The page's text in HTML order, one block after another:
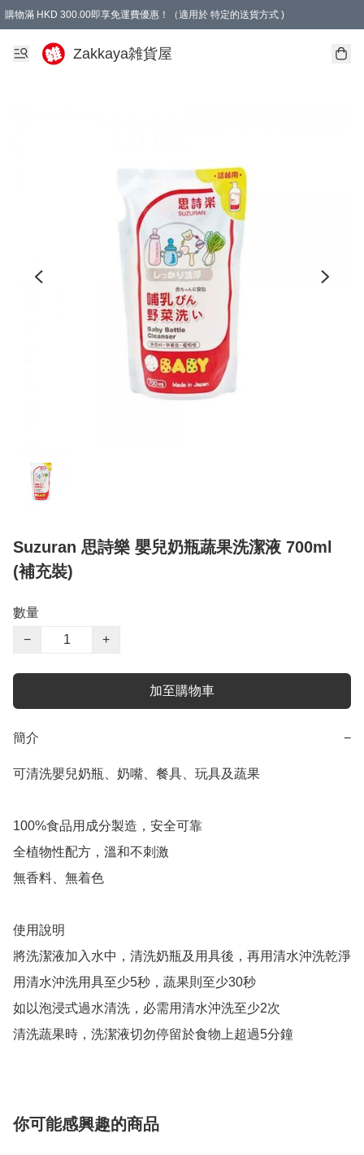
購物滿 HKD 300.00即享免運費優惠！（適用於 特定的送貨方式 )
Zakkaya雑貨屋
Suzuran 思詩樂 嬰兒奶瓶蔬果洗潔液 700ml
(補充裝)
數量
−
+
加至購物車
簡介 −
可清洗嬰兒奶瓶、奶嘴、餐具、玩具及蔬果
100%食品用成分製造，安全可靠
全植物性配方，溫和不刺激
無香料、無着色
使用說明
將洗潔液加入水中，清洗奶瓶及用具後，再用清水沖洗乾淨
用清水沖洗用具至少5秒，蔬果則至少30秒
如以泡浸式過水清洗，必需用清水沖洗至少2次
清洗蔬果時，洗潔液切勿停留於食物上超過5分鐘
你可能感興趣的商品